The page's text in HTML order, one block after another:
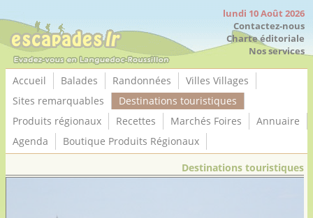
lundi 10 Août 2026
Contactez-nous
Charte éditoriale
Nos services
Accueil Balades Randonnées
Villes Villages
Sites remarquables
Destinations touristiques
Produits régionaux
Recettes Marchés Foires
Annuaire
Agenda
Boutique Produits Régionaux
Destinations touristiques